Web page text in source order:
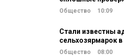
Общество 10:09
Стали известны
сельхозярмарок
Общество 08:00